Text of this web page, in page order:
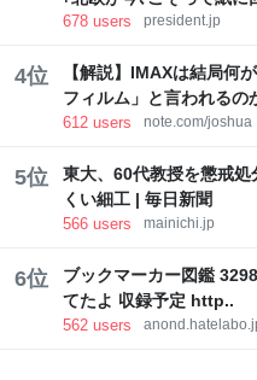
678 users president.jp
4位
【解説】IMAXは結局何
フィルム」と言われる
612 users note.com/
5位
東大、60代教授を懲戒
くい細工 | 毎日新聞
566 users mainichi.jp
6位
ブックマーカー図鑑
てたよ 収録予定 http..
562 users